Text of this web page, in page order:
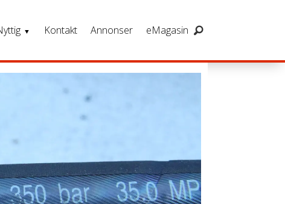
Kontakt Annonser eMagasin